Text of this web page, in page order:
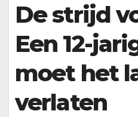
De strijd
Een 12-
moet het
verlaten